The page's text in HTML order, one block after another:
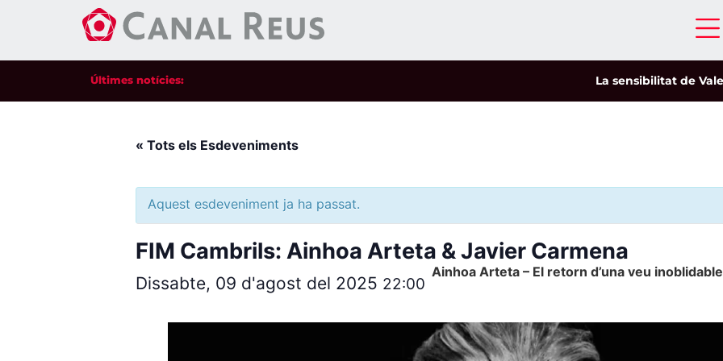
Últimes notícies: La sensibilitat de
« Tots els Esdeveniments
Aquest esdeveniment ja ha passat.
FIM Cambrils: Ainhoa Arteta & Javier Carmena
Dissabte, 09 d'agost del 2025 22:00
Ainhoa ​​Arteta – El retorn d’una veu inoblidable